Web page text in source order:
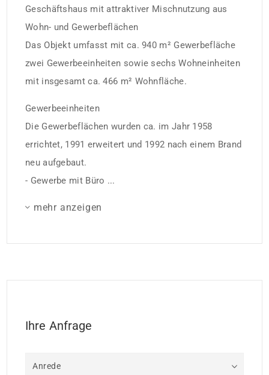
Geschäftshaus mit attraktiver Mischnutzung aus
Wohn- und Gewerbeflächen
Das Objekt umfasst mit ca. 940 m² Gewerbefläche
zwei Gewerbeeinheiten sowie sechs Wohneinheiten
mit insgesamt ca. 466 m² Wohnfläche.
Gewerbeeinheiten
Die Gewerbeflächen wurden ca. im Jahr 1958
errichtet, 1991 erweitert und 1992 nach einem Brand
neu aufgebaut.
- Gewerbe mit Büro ...
mehr anzeigen
Ihre Anfrage
Anrede